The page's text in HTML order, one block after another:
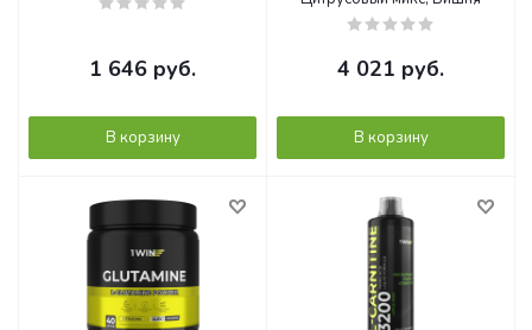
1 646 руб.
В корзину
4 021 руб.
В корзину